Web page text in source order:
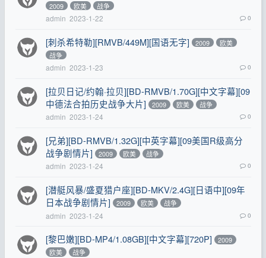
2009 欧美 战争
admin 2023-1-22 0
[刺杀希特勒][RMVB/449M][国语无字] 2009
欧美
战争
admin 2023-1-23 0
[拉贝日记/约翰·拉贝][BD-RMVB/1.70G][中文字幕][09
中德法合拍历史战争大片]
2009 欧美 战争
admin 2023-1-24 0
[兄弟][BD-RMVB/1.32G][中英字幕][09美国R级高分
战争剧情片]
2009 欧美 战争
admin 2023-1-24 0
[潜艇风暴/盛夏猎户座][BD-MKV/2.4G][日语中][09年
日本战争剧情片]
2009 欧美 战争
admin 2023-1-24 0
[黎巴嫩][BD-MP4/1.08GB][中文字幕][720P]
2009
欧美
战争